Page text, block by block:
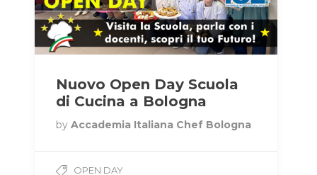
Nuovo Open Day Scuola
di Cucina a Bologna
by Accademia Italiana Chef Bologna
OPEN DAY